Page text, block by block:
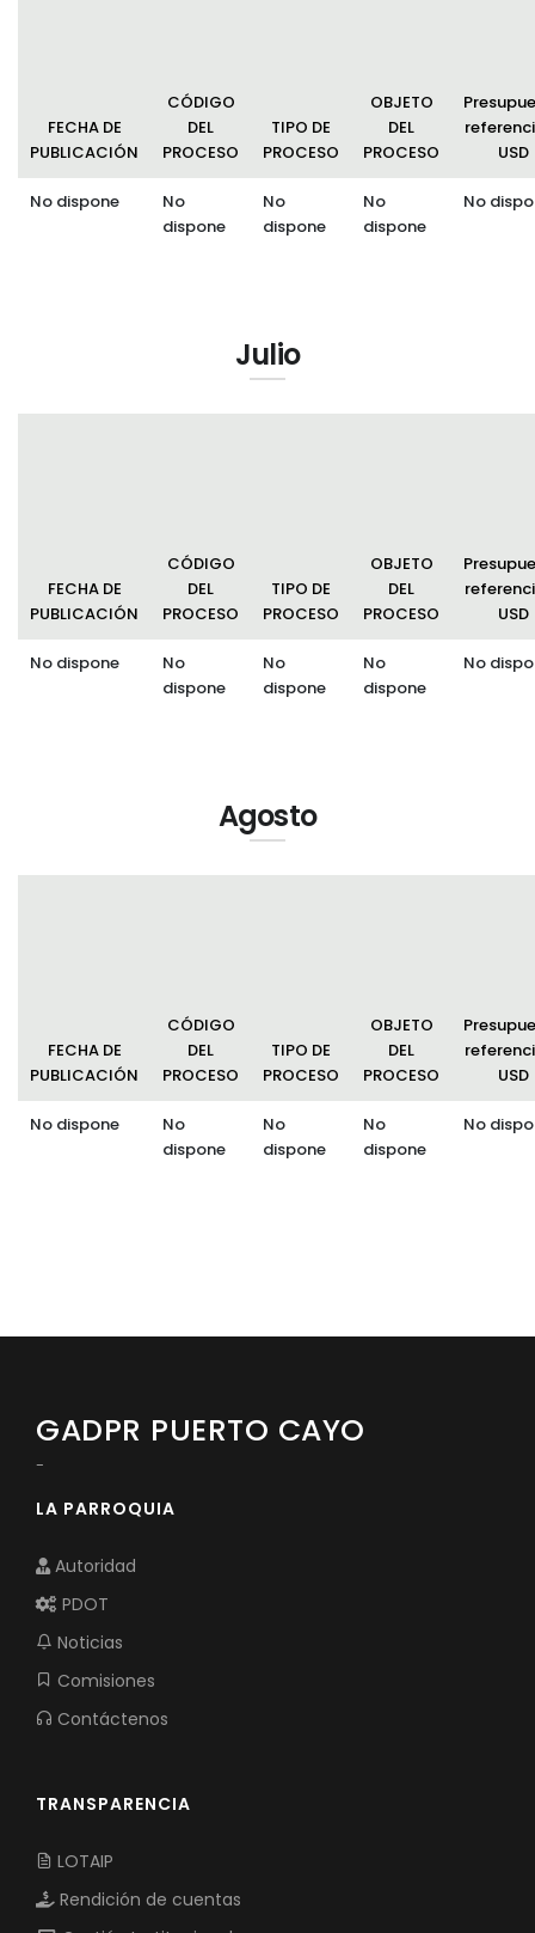
FECHA DE
PUBLICACIÓN
CÓDIGO
DEL
PROCESO
TIPO DE
PROCESO
OBJETO
DEL
PROCESO
USD
No dispone
No
dispone
No
dispone
No
dispone
No
Julio
FECHA DE
PUBLICACIÓN
CÓDIGO
DEL
PROCESO
TIPO DE
PROCESO
OBJETO
DEL
PROCESO
USD
No dispone
No
dispone
No
dispone
No
dispone
No
Agosto
FECHA DE
PUBLICACIÓN
CÓDIGO
DEL
PROCESO
TIPO DE
PROCESO
OBJETO
DEL
PROCESO
USD
No dispone
No
dispone
No
dispone
No
dispone
No
GADPR PUERTO CAYO
-
LA PARROQUIA
Autoridad
PDOT
Noticias
Comisiones
Contáctenos
TRANSPARENCIA
LOTAIP
Rendición de cuentas